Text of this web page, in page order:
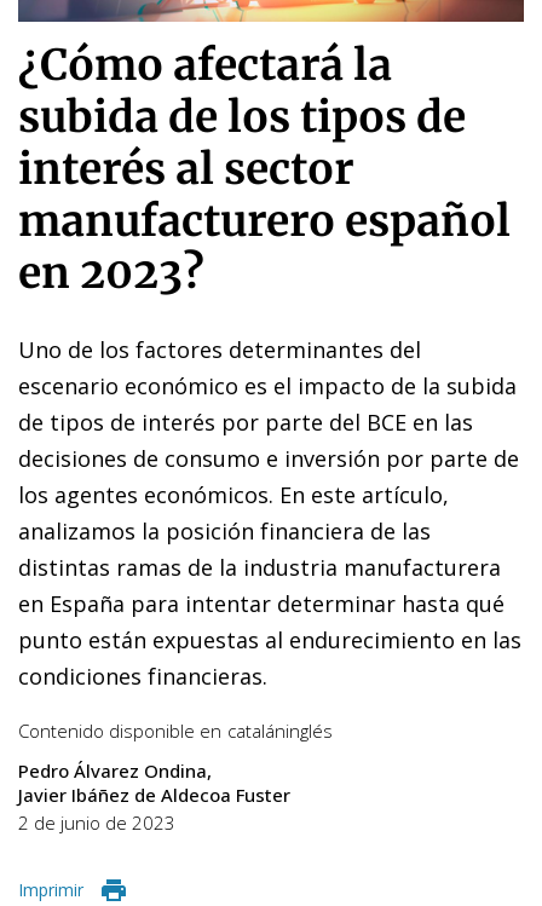
¿Cómo afectará la
subida de los tipos de
interés al sector
manufacturero español
en 2023?
Uno de los factores determinantes del
escenario económico es el impacto de la subida
de tipos de interés por parte del BCE en las
decisiones de consumo e inversión por parte de
los agentes económicos. En este artículo,
analizamos la posición financiera de las
distintas ramas de la industria manufacturera
en España para intentar determinar hasta qué
punto están expuestas al endurecimiento en las
condiciones financieras.
Contenido disponible en cataláninglés
Pedro Álvarez Ondina
Javier Ibáñez de Aldecoa Fuster
2 de junio de 2023
Imprimir